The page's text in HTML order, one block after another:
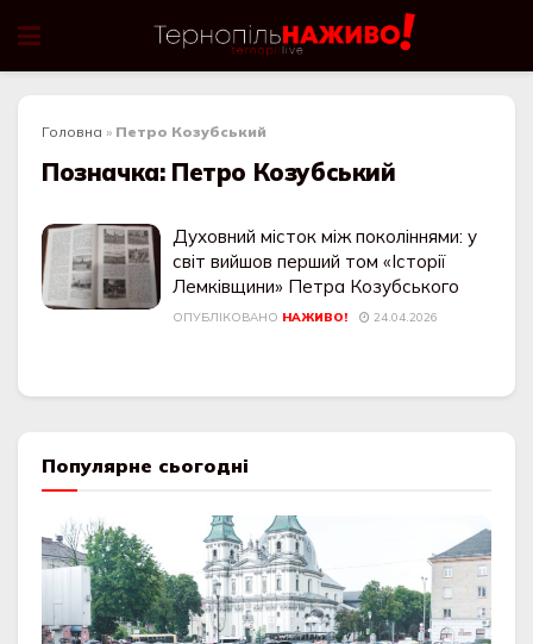
Головна » Петро Козубський
Позначка: Петро Козубський
Духовний місток між поколіннями: у
світ вийшов перший том «Історії
Лемківщини» Петра Козубського
ОПУБЛІКОВАНО НАЖИВО! 24.04.2026
Популярне сьогодні